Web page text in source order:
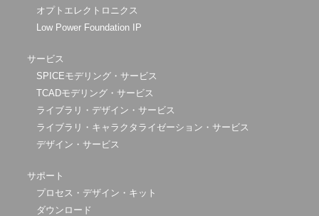
オプトエレクトロニクス
Low Power Foundation IP
サービス
SPICEモデリング・サービス
TCADモデリング・サービス
ライブラリ・デザイン・サービス
ライブラリ・キャラクタライゼーション・サービス
デザイン・サービス
サポート
プロセス・デザイン・キット
ダウンロード